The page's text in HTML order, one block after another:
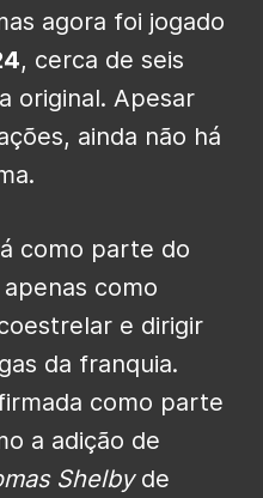
agora foi jogado
, cerca de seis
original. Apesar
ainda não há
como parte do
como
e dirigir
da franquia.
como parte
a adição de
Shelbyde